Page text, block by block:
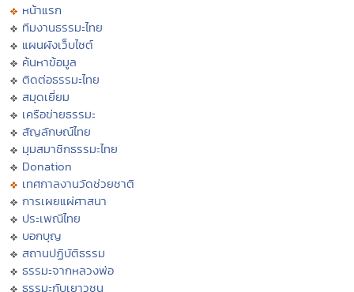
หน้าแรก
ทีมงานธรรมะไทย
แผนผังเว็บไซต์
ค้นหาข้อมูล
ติดต่อธรรมะไทย
สมุดเยี่ยม
เครือข่ายธรรมะ
สัญลักษณ์ไทย
มุมสมาชิกธรรมะไทย
Donation
เทศกาลงานวัดช่วยชาติ
การเผยแผ่ศาสนา
ประเพณีไทย
บอกบุญ
สถานปฏิบัติธรรม
ธรรมะจากหลวงพ่อ
ธรรมะกับเยาวชน